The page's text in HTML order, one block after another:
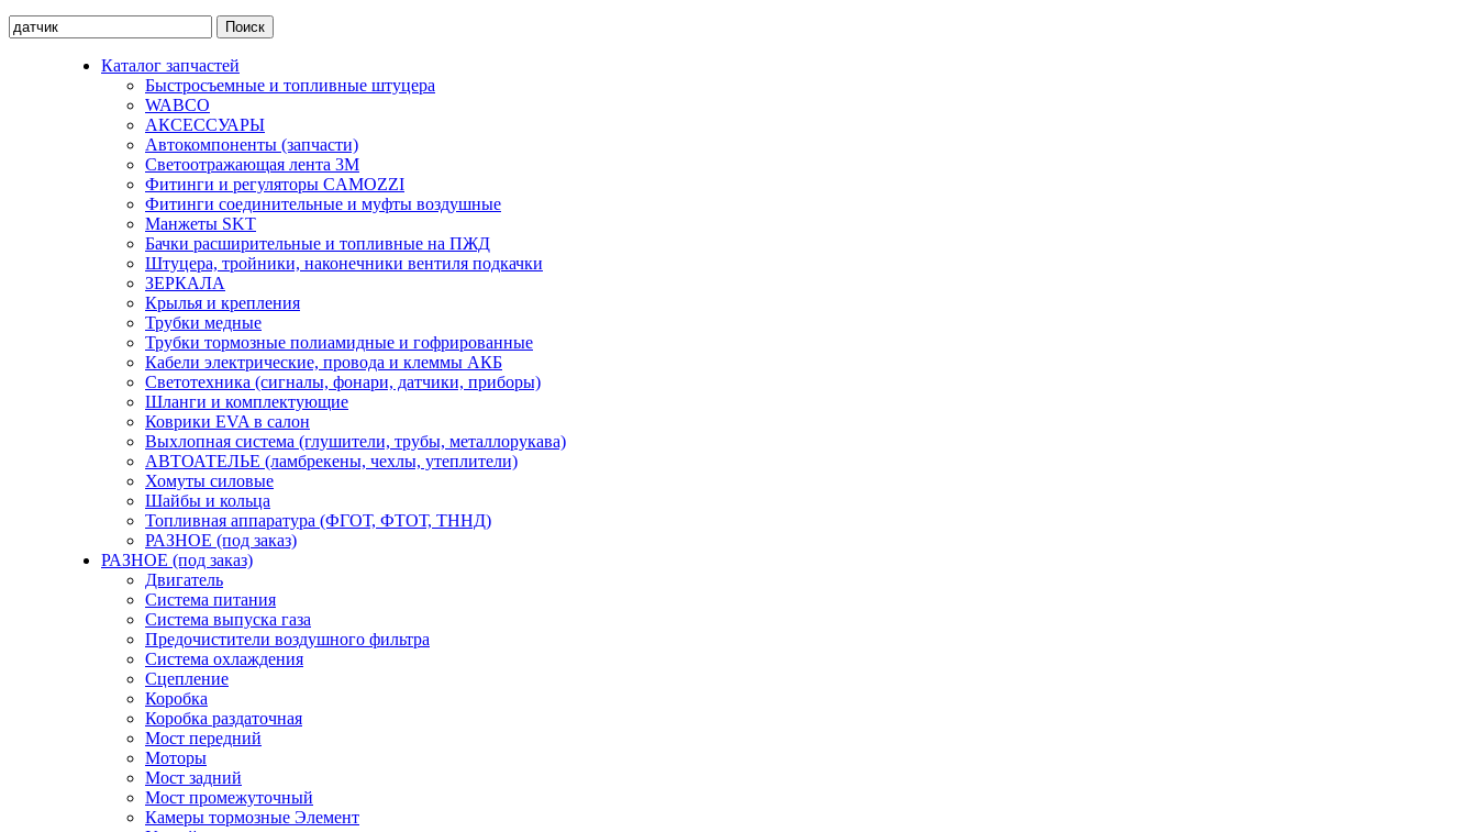
Каталог запчастей
Быстросъемные и топливные штуцера
WABCO
АКСЕССУАРЫ
Автокомпоненты (запчасти)
Светоотражающая лента 3М
Фитинги и регуляторы CAMOZZI
Фитинги соединительные и муфты воздушные
Манжеты SKT
Бачки расширительные и топливные на ПЖД
Штуцера, тройники, наконечники вентиля подкачки
ЗЕРКАЛА
Крылья и крепления
Трубки медные
Трубки тормозные полиамидные и гофрированные
Кабели электрические, провода и клеммы АКБ
Светотехника (сигналы, фонари, датчики, приборы)
Шланги и комплектующие
Коврики EVA в салон
Выхлопная система (глушители, трубы, металлорукава)
АВТОАТЕЛЬЕ (ламбрекены, чехлы, утеплители)
Хомуты силовые
Шайбы и кольца
Топливная аппаратура (ФГОТ, ФТОТ, ТННД)
РАЗНОЕ (под заказ)
РАЗНОЕ (под заказ)
Двигатель
Система питания
Система выпуска газа
Предочистители воздушного фильтра
Система охлаждения
Сцепление
Коробка
Коробка раздаточная
Мост передний
Моторы
Мост задний
Мост промежуточный
Камеры тормозные Элемент